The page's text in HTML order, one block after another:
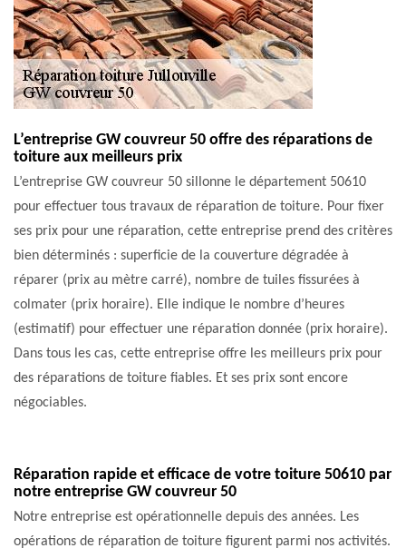
L’entreprise GW couvreur 50 offre des réparations de
toiture aux meilleurs prix
L’entreprise GW couvreur 50 sillonne le département 50610
pour effectuer tous travaux de réparation de toiture. Pour fixer
ses prix pour une réparation, cette entreprise prend des critères
bien déterminés : superficie de la couverture dégradée à
réparer (prix au mètre carré), nombre de tuiles fissurées à
colmater (prix horaire). Elle indique le nombre d’heures
(estimatif) pour effectuer une réparation donnée (prix horaire).
Dans tous les cas, cette entreprise offre les meilleurs prix pour
des réparations de toiture fiables. Et ses prix sont encore
négociables.
Réparation rapide et efficace de votre toiture 50610 par
notre entreprise GW couvreur 50
Notre entreprise est opérationnelle depuis des années. Les
opérations de réparation de toiture figurent parmi nos activités.